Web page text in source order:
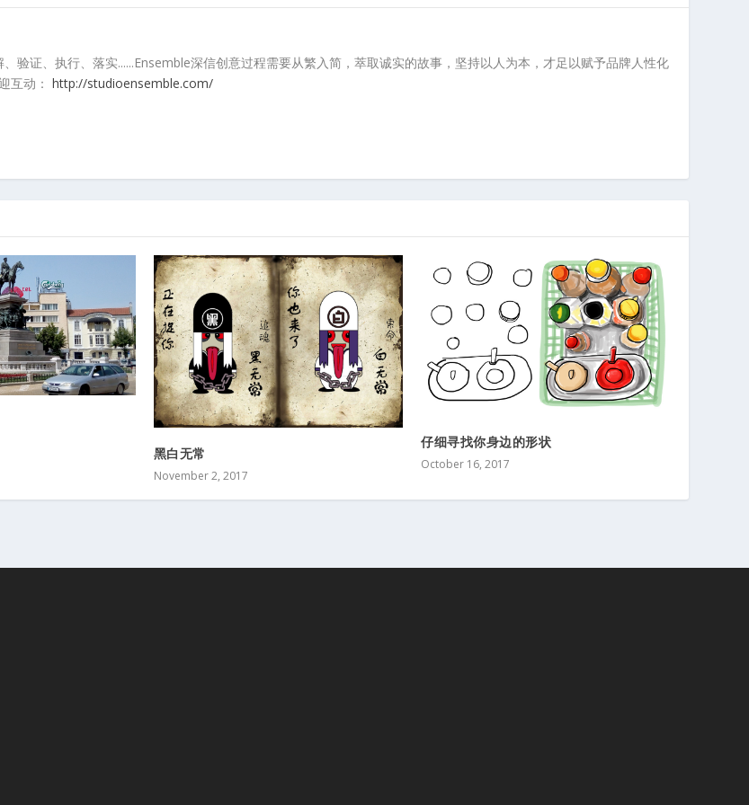
验证、执行、落实......Ensemble深信创意过程需要从繁入简，萃取诚实的故事，坚持以人为本，才足以赋予品牌人性化
互动：http://studioensemble.com/
黑白无常
November 2, 2017
仔细寻找你身边的形状
October 16, 2017